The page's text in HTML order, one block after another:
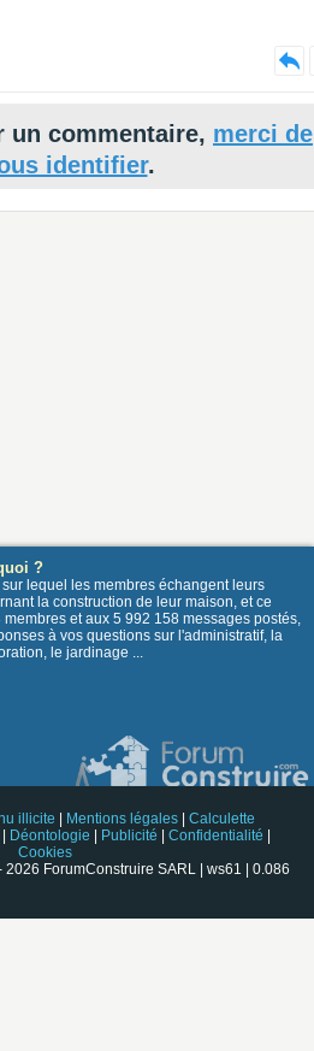
un commentaire, merci de
identifier.
?
lequel les membres échangent leurs
la construction de leur maison, et ce
et aux 5 992 158 messages postés,
à vos questions sur l'administratif, la
le jardinage ...
illicite Mentions légales
Calculette
Déontologie Publicité Confidentialité
Cookies
ForumConstruire SARL | ws61 | 0.086